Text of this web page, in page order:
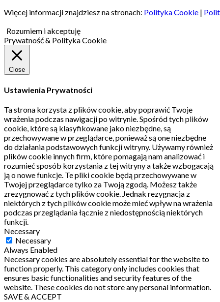
Więcej informacji znajdziesz na stronach: Polityka Cookie |
Rozumiem i akceptuję
Prywatność & Polityka Cookie
Close
Ustawienia Prywatności
Ta strona korzysta z plików cookie, aby poprawić Twoje
wrażenia podczas nawigacji po witrynie.Spośród tych plików
cookie, które są klasyfikowane jako niezbędne, są
przechowywane w przeglądarce, ponieważ są one niezbędne
do działania podstawowych funkcji witryny. Używamy również
plików cookie innych firm, które pomagają nam analizować i
rozumieć sposób korzystania z tej witryny a także wzbogacają
ją o nowe funkcje. Te pliki cookie będą przechowywane w
Twojej przeglądarce tylko za Twoją zgodą. Możesz także
zrezygnować z tych plików cookie. Jednak rezygnacja z
niektórych z tych plików cookie może mieć wpływ na wrażenia
podczas przeglądania łącznie z niedostępnością niektórych
funkcji.
Necessary
Necessary
Always Enabled
Necessary cookies are absolutely essential for the website to
function properly. This category only includes cookies that
ensures basic functionalities and security features of the
website. These cookies do not store any personal information.
SAVE & ACCEPT